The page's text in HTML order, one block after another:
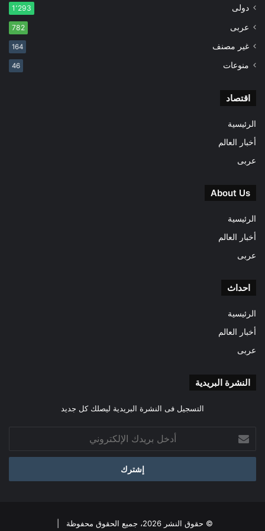
دولى 1٬293
عربى 782
غير مصنف 164
منوعات 46
اقتصاد
الرئيسية
أخبار العالم
عربى
About Us
الرئيسية
أخبار العالم
عربى
احداث
الرئيسية
أخبار العالم
عربى
النشرة البريدية
التسجيل فى النشرة البريدية ليصلك كل جديد
بريدك
الإلكتروني
© حقوق النشر 2026، جميع الحقوق محفوظة |